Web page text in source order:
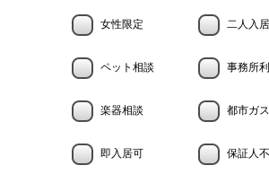
女性限定 二人入
ペット相談 事務所
楽器相談 都市ガス
即入居可 保証人